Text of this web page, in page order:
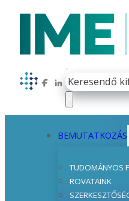
Follow us on
Follow us on
Keresés
BEMUTATKOZÁS
TUDOMÁNYOS
ROVATAINK